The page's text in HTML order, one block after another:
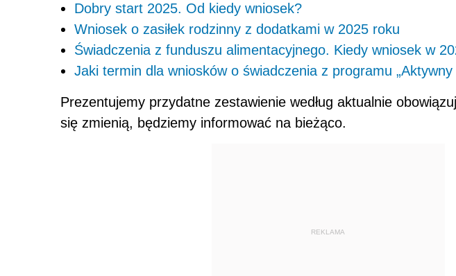
Dobry start 2025. Od kiedy wniosek?
Wniosek o zasiłek rodzinny z dodatkami w 2025 roku
Świadczenia z funduszu alimentacyjnego. Kiedy wniosek w
Jaki termin dla wniosków o świadczenia z programu „Aktywny
Prezentujemy przydatne zestawienie według aktualnie
się zmienią, będziemy informować na bieżąco.
REKLAMA